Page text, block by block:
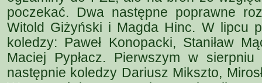
poczekać. Dwa następne poprawne
Witold Giżyński i Magda Hinc. W lipcu
koledzy: Paweł Konopacki, Staniław
Maciej Pypłacz. Pierwszym w
następnie koledzy Dariusz Mikszto,